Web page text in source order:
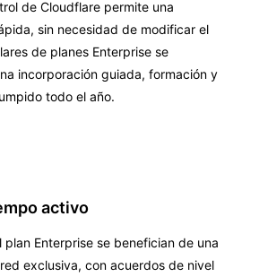
de Cloudflare permite una
sin necesidad de modificar el
de planes Enterprise se
incorporación guiada, formación y
todo el año.
activo
plan Enterprise se benefician de una
exclusiva, con acuerdos de nivel